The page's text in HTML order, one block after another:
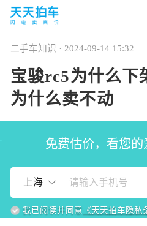
二手车知识 · 2024-09-14 15:32
宝骏rc5为什么下
为什么卖不动
免费估价，看您
上海
我已阅读并同意 《天天拍车隐私